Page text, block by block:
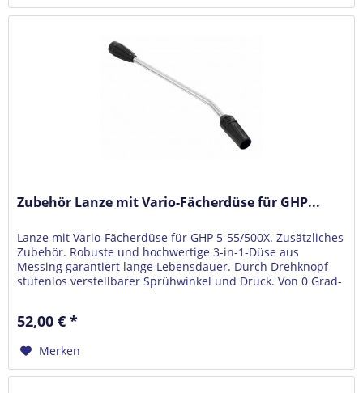
Zubehör Lanze mit Vario-Fächerdüse für GHP...
Lanze mit Vario-Fächerdüse für GHP 5-55/500X. Zusätzliches
Zubehör. Robuste und hochwertige 3-in-1-Düse aus
Messing garantiert lange Lebensdauer. Durch Drehknopf
stufenlos verstellbarer Sprühwinkel und Druck. Von 0 Grad-
52,00 € *
Merken